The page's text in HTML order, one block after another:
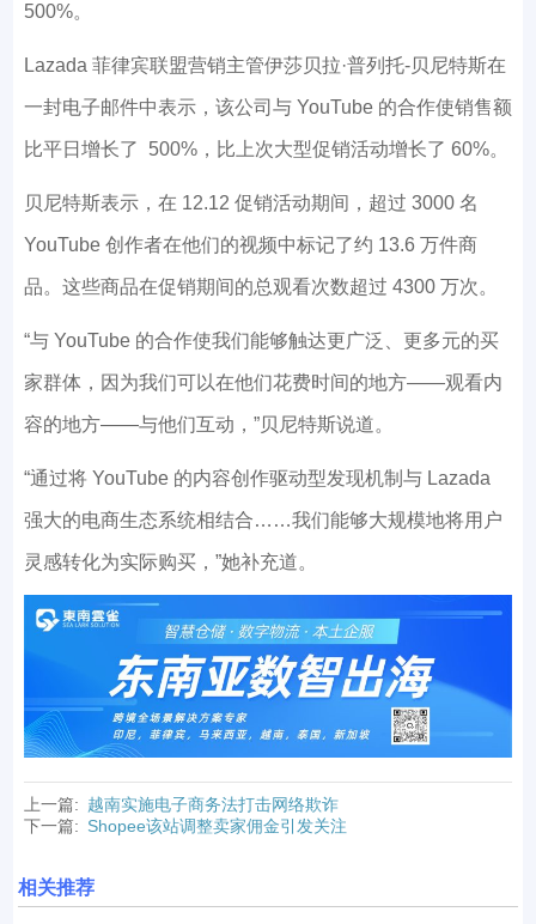
500%。
Lazada 菲律宾联盟营销主管伊莎贝拉·普列托-贝尼特斯在
一封电子邮件中表示，该公司与 YouTube 的合作使销售额
比平日增长了 500%，比上次大型促销活动增长了 60%。
贝尼特斯表示，在 12.12 促销活动期间，超过 3000 名
YouTube 创作者在他们的视频中标记了约 13.6 万件商
品。这些商品在促销期间的总观看次数超过 4300 万次。
“与 YouTube 的合作使我们能够触达更广泛、更多元的买
家群体，因为我们可以在他们花费时间的地方——观看内
容的地方——与他们互动，”贝尼特斯说道。
“通过将 YouTube 的内容创作驱动型发现机制与 Lazada
强大的电商生态系统相结合……我们能够大规模地将用户
灵感转化为实际购买，”她补充道。
上一篇: 越南实施电子商务法打击网络欺诈
下一篇: Shopee该站调整卖家佣金引发关注
相关推荐